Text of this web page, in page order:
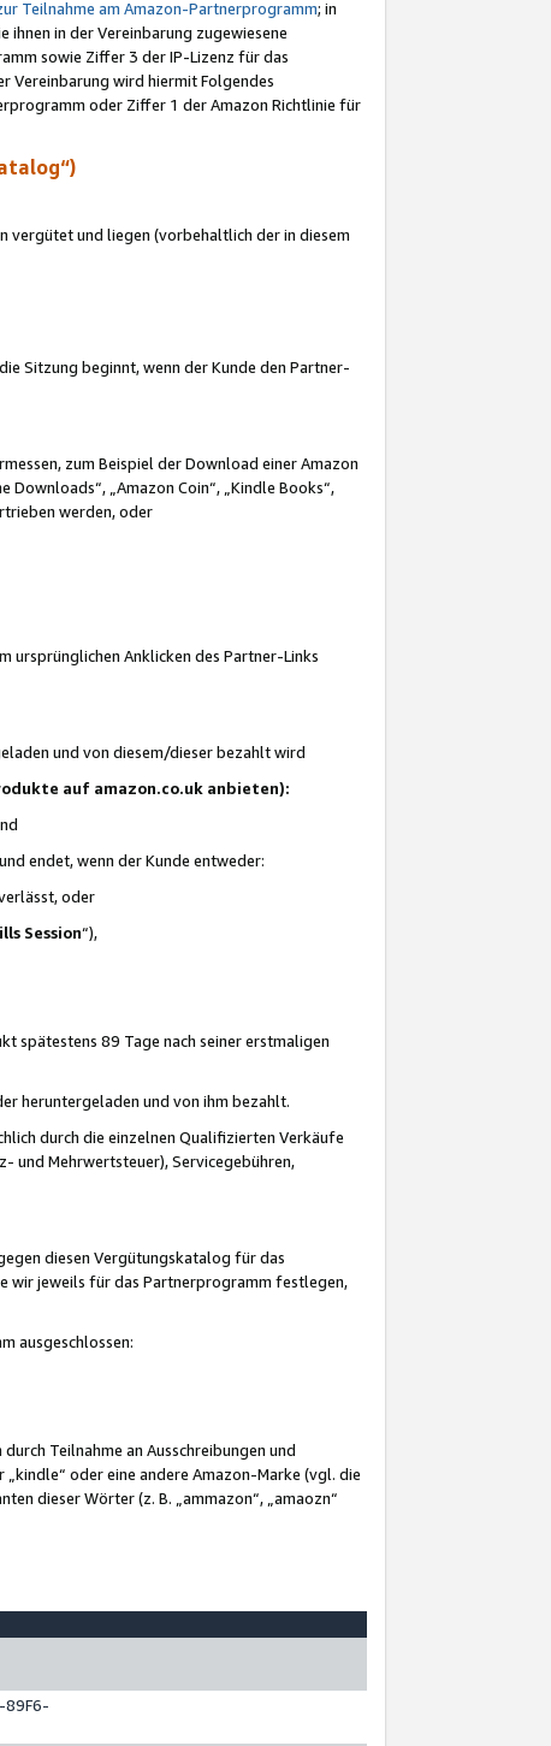
Teilnahme am Amazon-Partnerprogramm; in
in der Vereinbarung zugewiesene
sowie Ziffer 3 der IP-Lizenz für das
Vereinbarung wird hiermit Folgendes
oder Ziffer 1 der Amazon Richtlinie für
vergütet und liegen (vorbehaltlich der in diesem
Sitzung beginnt, wenn der Kunde den Partner-
zum Beispiel der Download einer Amazon
Downloads“, „Amazon Coin“, „Kindle Books“,
werden, oder
ursprünglichen Anklicken des Partner-Links
und von diesem/dieser bezahlt wird
auf amazon.co.uk anbieten):
endet, wenn der Kunde entweder:
oder
Session“),
spätestens 89 Tage nach seiner erstmaligen
heruntergeladen und von ihm bezahlt.
durch die einzelnen Qualifizierten Verkäufe
und Mehrwertsteuer), Servicegebühren,
diesen Vergütungskatalog für das
wir jeweils für das Partnerprogramm festlegen,
ausgeschlossen:
Teilnahme an Ausschreibungen und
oder eine andere Amazon-Marke (vgl. die
dieser Wörter (z. B. „ammazon“, „amaozn“
89F6-